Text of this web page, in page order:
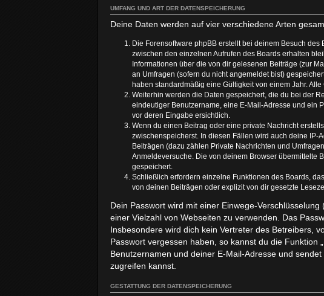
UMFANG UND ART DER DATENSPEICHERUNG
Deine Daten werden auf vier verschiedene Arten
Die Forensoftware phpBB erstellt bei deinem Besuch
zwischen den einzelnen Aufrufen des Boards erhalten
Informationen über die von dir gelesenen Beiträge (zur
an Umfragen (sofern du nicht angemeldet bist)
haben standardmäßig eine Gültigkeit von einem Jahr.
Weiterhin werden die Daten gespeichert, die du bei der
eindeutiger Benutzername, eine E-Mail-Adresse und ein
vor deren Eingabe ersichtlich.
Wenn du einen Beitrag oder eine private Nachricht
zwischenspeicherst. In diesen Fällen wird auch deine
Beiträgen (dazu zählen Private Nachrichten und
Anmeldeversuche. Die von deinem Browser übermittelte
gespeichert.
Schließlich erfordern einzelne Funktionen des Boards,
von deinen Beiträgen oder explizit von dir gesetzte
Dein Passwort wird mit einer Einwege-
einer Vielzahl von Webseiten zu verwenden. Das
Insbesondere wird dich kein Vertreter des Betreibers,
Passwort vergessen haben, so kannst du die Funktion
Benutzernamen und deiner E-Mail-Adresse und
zugreifen kannst.
GESTATTUNG DER DATENSPEICHERUNG